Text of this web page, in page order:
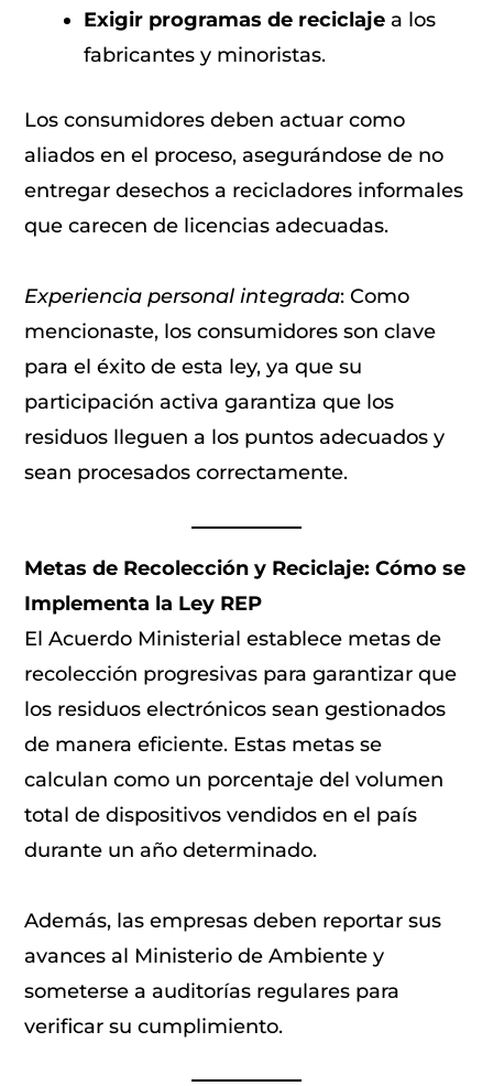
Exigir programas de reciclaje a los
fabricantes y minoristas.
Los consumidores deben actuar como
aliados en el proceso, asegurándose de no
entregar desechos a recicladores informales
que carecen de licencias adecuadas.
Experiencia personal integrada: Como
mencionaste, los consumidores son clave
para el éxito de esta ley, ya que su
participación activa garantiza que los
residuos lleguen a los puntos adecuados y
sean procesados correctamente.
Metas de Recolección y Reciclaje: Cómo se
Implementa la Ley REP
El Acuerdo Ministerial establece metas de
recolección progresivas para garantizar que
los residuos electrónicos sean gestionados
de manera eficiente. Estas metas se
calculan como un porcentaje del volumen
total de dispositivos vendidos en el país
durante un año determinado.
Además, las empresas deben reportar sus
avances al Ministerio de Ambiente y
someterse a auditorías regulares para
verificar su cumplimiento.